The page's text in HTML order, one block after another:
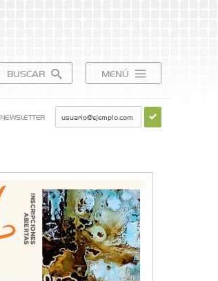
BUSCAR MENÚ
NEWSLETTER